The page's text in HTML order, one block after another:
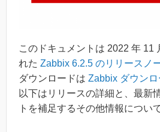
このドキュメントは 2022 年 11
れた Zabbix 6.2.5 のリリースノ
ダウンロードは Zabbix ダウンロ
以下はリリースの詳細と、最新
トを補足するその他情報につい